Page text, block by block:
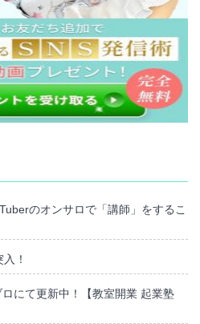
のオンサロで「講師」をするこ
！
ロにて更新中！【教室開業 起業塾